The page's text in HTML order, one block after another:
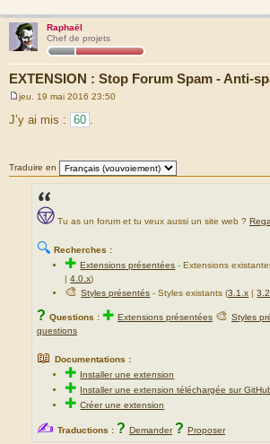
Raphaël
Chef de projets
EXTENSION : Stop Forum Spam - Anti-
M
s
e
jeu. 19 mai 2016 23:50
J’y ai mis : 60
Traduire en
Tu as un forum et tu veux aussi un site web ?
🔍 Recherches :
✚Extensions présentées -Extensions
|4.0.x)
🎨Styles présentés - Styles existants (3.1.x |
? Questions : ✚ Extensions présentées 🎨 Styles
questions
📖 Documentations :
✚ Installer une extension
✚ Installer une extension téléchargée sur
✚Créer une extension
✍ Traductions : ? Demander ? Proposer